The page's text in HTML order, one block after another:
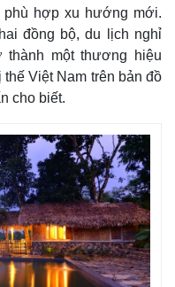
phù hợp xu hướng mới.
đồng bộ, du lịch nghỉ
một thương hiệu
Việt Nam trên bản đồ
cho biết.